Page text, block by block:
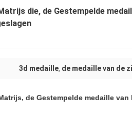
die, de Gestempelde
3d medaille de medaille van de
de Gestempelde medaille van